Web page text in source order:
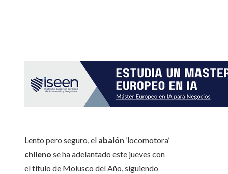
Lento pero seguro, el abalón ‘locomotora’
chileno se ha adelantado este jueves con
el título de Molusco del Año, siguiendo